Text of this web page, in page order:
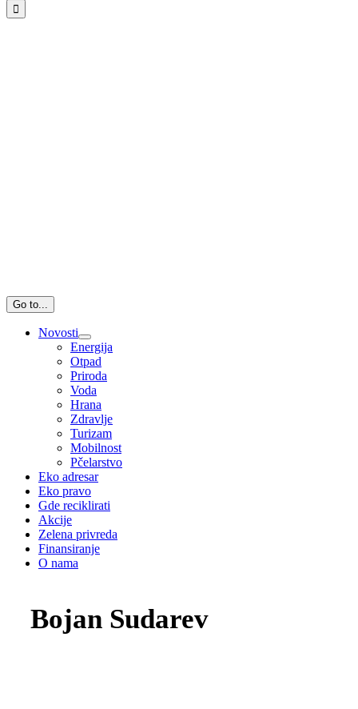
Go to...
Novosti
Energija
Otpad
Priroda
Voda
Hrana
Zdravlje
Turizam
Mobilnost
Pčelarstvo
Eko adresar
Eko pravo
Gde reciklirati
Akcije
Zelena privreda
Finansiranje
O nama
Bojan Sudarev